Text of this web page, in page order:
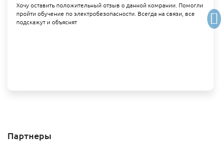
Хочу оставить положительный отзыв о данной комрании. Помогли
пройти обучение по электробезопасности. Всегда на связи, все
подскажут и объяснят
Партнеры